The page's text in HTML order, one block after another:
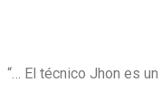
“… El técnico Jhon es